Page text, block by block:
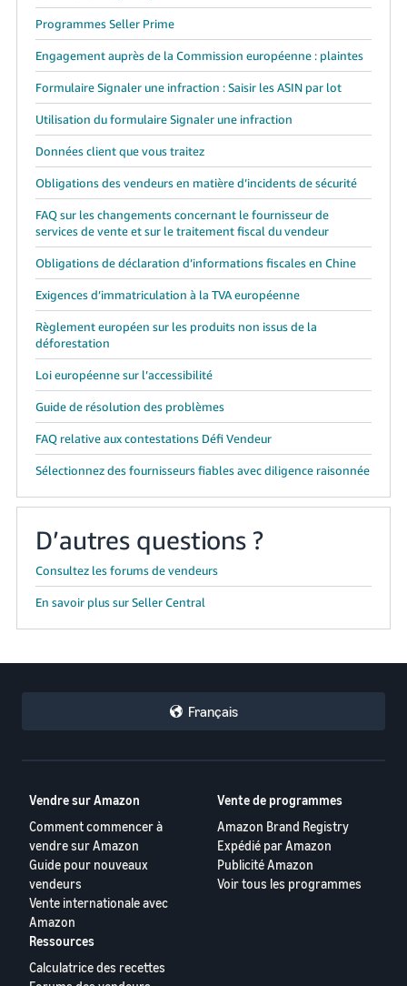
Programmes Seller Prime
Engagement auprès de la Commission européenne : plaintes
Formulaire Signaler une infraction : Saisir les ASIN par lot
Utilisation du formulaire Signaler une infraction
Données client que vous traitez
Obligations des vendeurs en matière d’incidents de sécurité
FAQ sur les changements concernant le fournisseur de
services de vente et sur le traitement fiscal du vendeur
Obligations de déclaration d’informations fiscales en Chine
Exigences d’immatriculation à la TVA européenne
Règlement européen sur les produits non issus de la
déforestation
Loi européenne sur l’accessibilité
Guide de résolution des problèmes
FAQ relative aux contestations Défi Vendeur
Sélectionnez des fournisseurs fiables avec diligence raisonnée
D’autres questions ?
Consultez les forums de vendeurs
En savoir plus sur Seller Central
Français
Vendre sur Amazon
Comment commencer à
vendre sur Amazon
Guide pour nouveaux
vendeurs
Vente internationale avec
Amazon
Vente de programmes
Amazon Brand Registry
Expédié par Amazon
Publicité Amazon
Voir tous les programmes
Ressources
Calculatrice des recettes